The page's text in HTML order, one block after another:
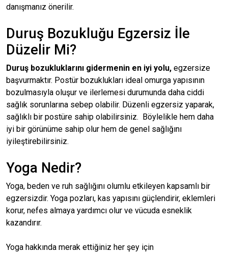
danışmanız önerilir.
Duruş Bozukluğu Egzersiz İle
Düzelir Mi?
Duruş bozukluklarını gidermenin en iyi yolu, egzersize
başvurmaktır. Postür bozuklukları ideal omurga yapısının
bozulmasıyla oluşur ve ilerlemesi durumunda daha ciddi
sağlık sorunlarına sebep olabilir. Düzenli egzersiz yaparak,
sağlıklı bir postüre sahip olabilirsiniz. Böylelikle hem daha
iyi bir görünüme sahip olur hem de genel sağlığını
iyileştirebilirsiniz.
Yoga Nedir?
Yoga, beden ve ruh sağlığını olumlu etkileyen kapsamlı bir
egzersizdir. Yoga pozları, kas yapısını güçlendirir, eklemleri
korur, nefes almaya yardımcı olur ve vücuda esneklik
kazandırır.
Yoga hakkında merak ettiğiniz her şey için